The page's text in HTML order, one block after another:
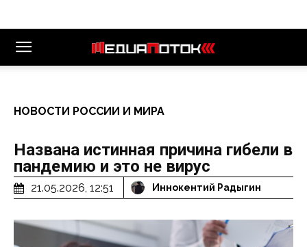
НОВОСТИ РОССИИ И МИРА
Названа истинная причина гибели в
пандемию и это не вирус
21.05.2026, 12:51 Иннокентий Радыгин